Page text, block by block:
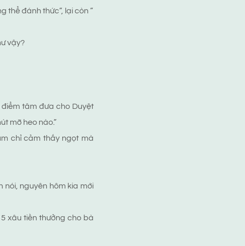
thể đánh thức”, lại còn ”
vậy?
tâm đưa cho Duyệt
mỡ heo nào.”
chỉ cảm thấy ngọt mà
nói, nguyên hôm kia mới
xâu tiền thưởng cho bà